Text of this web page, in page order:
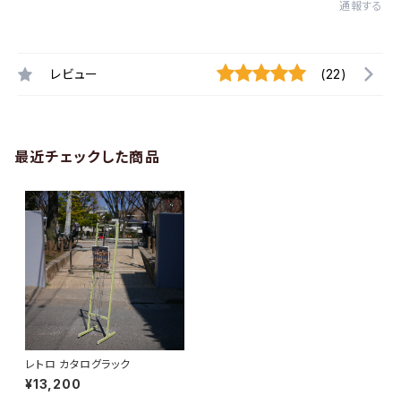
通報する
レビュー (22)
最近チェックした商品
レトロ カタログラック
¥13,200